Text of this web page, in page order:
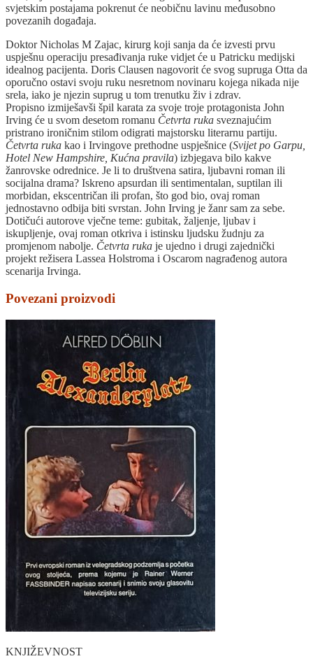
svjetskim postajama pokrenut će neobičnu lavinu međusobno
povezanih događaja.
Doktor Nicholas M Zajac, kirurg koji sanja da će izvesti prvu
uspješnu operaciju presađivanja ruke vidjet će u Patricku medijski
idealnog pacijenta. Doris Clausen nagovorit će svog supruga Otta da
oporučno ostavi svoju ruku nesretnom novinaru kojega nikada nije
srela, iako je njezin suprug u tom trenutku živ i zdrav.
Propisno izmiješavši špil karata za svoje troje protagonista John
Irving će u svom desetom romanu Četvrta ruka sveznajućim
pristrano ironičnim stilom odigrati majstorsku literarnu partiju.
Četvrta ruka kao i Irvingove prethodne uspješnice (Svijet po Garpu,
Hotel New Hampshire, Kućna pravila) izbjegava bilo kakve
žanrovske odrednice. Je li to društvena satira, ljubavni roman ili
socijalna drama? Iskreno apsurdan ili sentimentalan, suptilan ili
morbidan, ekscentričan ili profan, što god bio, ovaj roman
jednostavno odbija biti svrstan. John Irving je žanr sam za sebe.
Dotičući autorove vječne teme: gubitak, žaljenje, ljubav i
iskupljenje, ovaj roman otkriva i istinsku ljudsku žudnju za
promjenom nabolje. Četvrta ruka je ujedno i drugi zajednički
projekt režisera Lassea Holstroma i Oscarom nagrađenog autora
scenarija Irvinga.
Povezani proizvodi
KNJIŽEVNOST